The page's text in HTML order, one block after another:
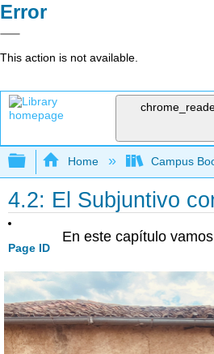
Error
This action is not available.
Expand/collapse global
Home Campus
4.2: El Subjuntivo
Page ID
En este capítulo